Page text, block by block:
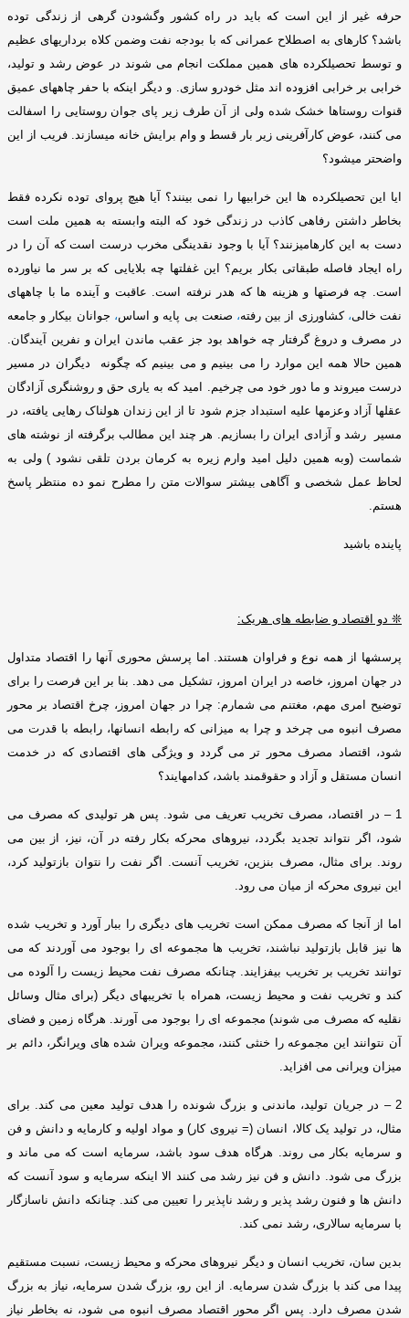
حرفه غیر از این است که باید در راه کشور وگشودن گرهی از زندگی توده
باشد؟ کارهای به اصطلاح عمرانی که با بودجه نفت وضمن کلاه برداریهای عظیم
و توسط تحصیلکرده های همین مملکت انجام می شوند در عوض رشد و تولید،
خرابی بر خرابی افزوده اند مثل خودرو سازی
و دیگر اینکه با حفر چاههای عمیق
قنوات روستاها خشک شده ولی از آن طرف زیر پای جوان روستایی را اسفالت
می کنند، عوض کارآفرینی زیر بار قسط و وام برایش خانه میسازند
فریب از این
واضحتر میشود؟
ایا این تحصیلکرده ها این خرابیها را نمی بینند؟ آیا هیچ پروای توده نکرده فقط
بخاطر داشتن رفاهی کاذب در زندگی خود که البته وابسته به همین ملت است
دست به این کارهامیزنند؟ آیا با وجود نقدینگی مخرب درست است که آن را در
راه ایجاد فاصله طبقاتی بکار بریم؟ این غفلتها چه بلایایی که بر سر ما نیاورده
است. چه فرصتها و هزینه ها که هدر نرفته است. عاقبت و آینده ما با چاههای
نفت خالی، کشاورزی از بین رفته، صنعت بی پایه و اساس، جوانان بیکار و جامعه
در مصرف و دروغ گرفتار چه خواهد بود جز عقب ماندن ایران و نفرین آیندگان
همین حالا همه این موارد را می بینیم و می بینیم که چگونه دیگران در مسیر
درست میروند و ما دور خود می چرخیم
امید که به یاری حق و روشنگری آزادگان
عقلها آزاد وعزمها علیه استبداد جزم شود تا از این زندان هولناک رهایی یافته، در
مسیر رشد و آزادی ایران را بسازیم
هر چند این مطالب برگرفته از نوشته های
شماست (وبه همین دلیل امید وارم زیره به کرمان بردن تلقی نشود )ولی به
لحاظ عمل شخصی و آگاهی بیشتر سوالات متن را مطرح نمو ده منتظر پاسخ
هستم
پاینده باشید
❊ دو اقتصاد و ضابطه های هریک:
پرسشها از همه نوع و فراوان هستند
اما پرسش محوری آنها را اقتصاد متداول
در جهان امروز، خاصه در ایران امروز، تشکیل می دهد
بنا بر این فرصت را برای
توضیح امری مهم، مغتنم می شمارم: چرا در جهان امروز، چرخ اقتصاد بر محور
مصرف انبوه می چرخد و چرا به میزانی که رابطه انسانها، رابطه با قدرت می
شود، اقتصاد مصرف محور تر می گردد و ویژگی های اقتصادی که در خدمت
انسان مستقل و آزاد و حقوقمند باشد، کدامهایند؟
1 – در اقتصاد، مصرف تخریب تعریف می شود
پس هر تولیدی که مصرف می
شود، اگر نتواند تجدید بگردد، نیروهای محرکه بکار رفته در آن، نیز، از بین می
روند
برای مثال، مصرف بنزین، تخریب آنست
اگر نفت را نتوان بازتولید کرد،
این نیروی محرکه از میان می رود
اما از آنجا که مصرف ممکن است تخریب های دیگری را ببار آورد و تخریب شده
ها نیز قابل بازتولید نباشند، تخریب ها مجموعه ای را بوجود می آوردند که می
توانند تخریب بر تخریب بیفزایند
چنانکه مصرف نفت محیط زیست را آلوده می
کند و تخریب نفت و محیط زیست، همراه با تخریبهای دیگر (برای مثال وسائل
نقلیه که مصرف می شوند) مجموعه ای را بوجود می آورند
هرگاه زمین و فضای
آن نتوانند این مجموعه را خنثی کنند، مجموعه ویران شده های ویرانگر، دائم بر
میزان ویرانی می افزاید
2 – در جریان تولید، ماندنی و بزرگ شونده را هدف تولید معین می کند
برای
مثال، در تولید یک کالا، انسان(= نیروی کار )و مواد اولیه و کارمایه و دانش و فن
و سرمایه بکار می روند
هرگاه هدف سود باشد، سرمایه است که می ماند و
بزرگ می شود
دانش و فن نیز رشد می کنند الا اینکه سرمایه و سود آنست که
دانش ها و فنون رشد پذیر و رشد ناپذیر را تعیین می کند
چنانکه دانش ناسازگار
با سرمایه سالاری، رشد نمی کند
بدین سان، تخریب انسان و دیگر نیروهای محرکه و محیط زیست، نسبت مستقیم
پیدا می کند با بزرگ شدن سرمایه
از این رو، بزرگ شدن سرمایه، نیاز به بزرگ
شدن مصرف دارد
پس اگر محور اقتصاد مصرف انبوه می شود، نه بخاطر نیاز